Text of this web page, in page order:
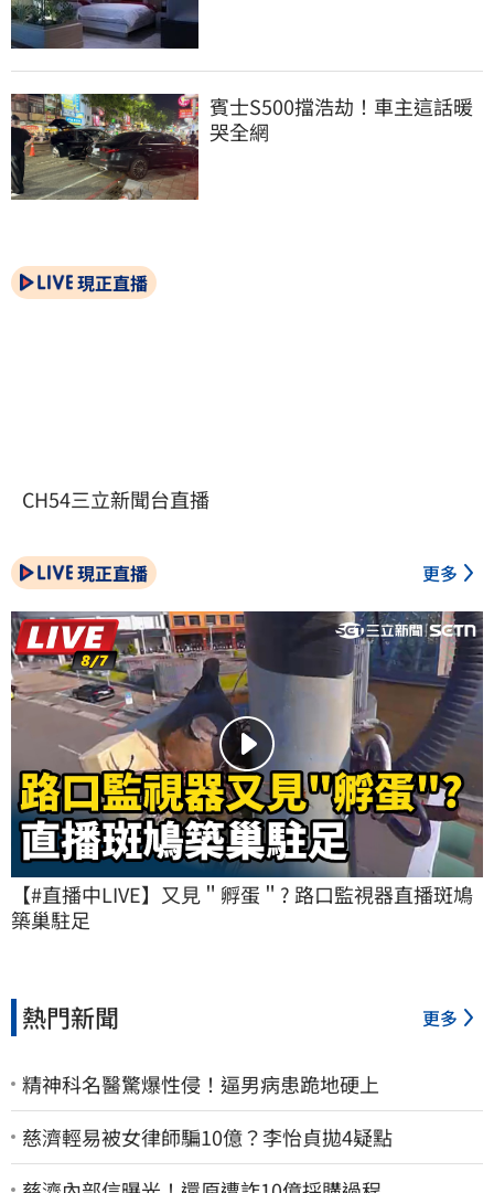
賓士S500擋浩劫！車主這話暖
哭全網
現正直播
CH54三立新聞台直播
現正直播 更多
【#直播中LIVE】又見＂孵蛋＂? 路口監視器直播斑鳩
築巢駐足
熱門新聞 更多
精神科名醫驚爆性侵！逼男病患跪地硬上
慈濟輕易被女律師騙10億？李怡貞拋4疑點